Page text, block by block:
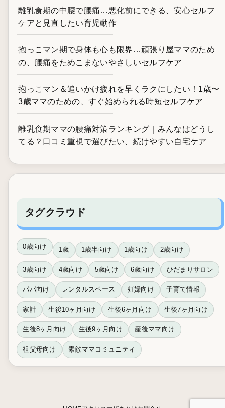
離乳食期の中腰で腰痛…悪化前にできる、安心セルフ
ケアと見直したい育児動作
抱っこマン期で身体も心も限界…頑張り屋ママのため
の、腰痛をためこまないやさしいセルフケア
抱っこマン＆追いかけ疲れを早くラクにしたい！1歳〜
3歳ママのための、すぐ始められる時短セルフケア
離乳食期ママの腰痛対策ランキング｜みんなはどうし
てる？口コミ重視で選びたい、続けやすい自宅ケア
タグクラウド
0歳向け 1歳 1歳半向け 1歳向け 2歳向け
3歳向け 4歳向け 5歳向け 6歳向け ひだまりサロン
パパ向け レンタルスペース 妊婦向け 子育て情報
家計 生後10ヶ月向け 生後6ヶ月向け 生後7ヶ月向け
生後8ヶ月向け 生後9ヶ月向け 産後ママ向け
祖父母向け 素敵ママコミュニティ